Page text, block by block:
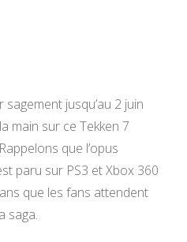
jusqu’au 2 juin
main sur ce Tekken 7
que l’opus
paru sur PS3 et Xbox 360
que les fans attendent
saga.